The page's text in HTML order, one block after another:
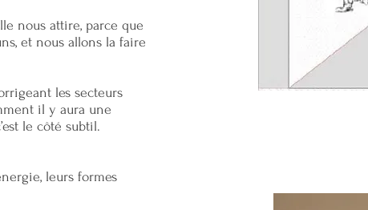
nous attire, parce que
et nous allons la faire
les secteurs
il y aura une
le côté subtil.
leurs formes